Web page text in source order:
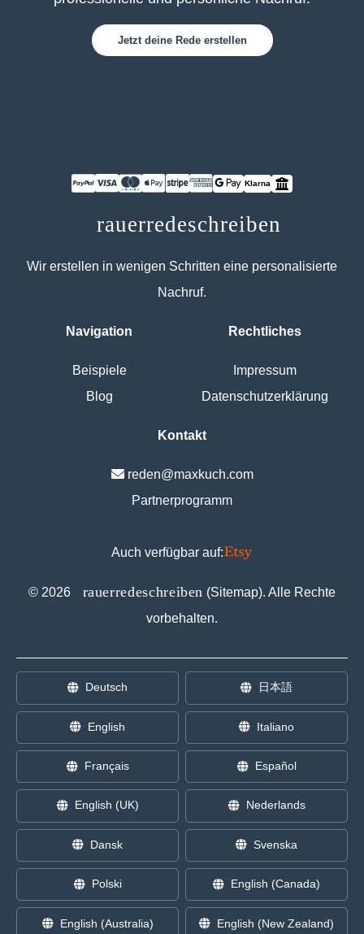
Jetzt deine Rede erstellen
Klarna
Trauerredeschreiben
Wir erstellen in wenigen Schritten eine personalisierte
Nachruf.
Navigation
Beispiele
Blog
Rechtliches
Impressum
Datenschutzerklärung
Kontakt
reden@maxkuch.com
Partnerprogramm
Auch verfügbar auf:
© 2026 rauerredeschreiben (Sitemap). Alle Rechte
vorbehalten.
Deutsch 日本語
English Italiano
Français Español
English (UK) Nederlands
Dansk Svenska
Polski English (Canada)
English (Australia) English (New Zealand)